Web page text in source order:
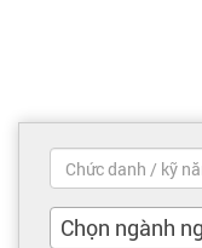
Trang chủ
Việc làm mới nhất
Chọn ngành